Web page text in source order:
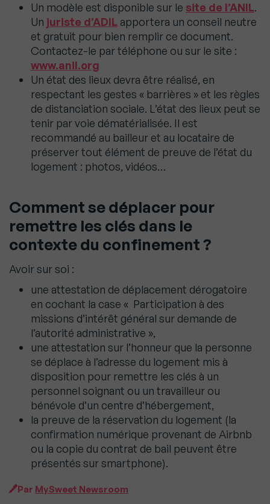
Un modèle est disponible sur le site de l’ANIL.
Un juriste d’ADIL apportera un conseil neutre
et gratuit pour bien remplir ce document.
Contactez-le par téléphone ou sur le site :
www.anil.org
Un état des lieux devra être réalisé, en
respectant les gestes « barrières » et les règles
de distanciation sociale. L’état des lieux peut se
tenir par voie dématérialisée. Il est
recommandé au bailleur et au locataire de
préserver tout élément de preuve de l’état du
logement : photos, vidéos…
Comment se déplacer pour
remettre les clés dans le
contexte du confinement ?
Avoir sur soi :
une attestation de déplacement dérogatoire
en cochant la case « Participation à des
missions d’intérêt général sur demande de
l’autorité administrative »,
une attestation sur l’honneur que la personne
se déplace à l’adresse du logement mis à
disposition pour remettre les clés à un
personnel soignant ou un travailleur ou
bénévole d’un centre d’hébergement,
la preuve de la réservation du logement (la
confirmation numérique provenant de Airbnb
ou la copie du contrat de bail peuvent être
présentés sur smartphone).
Par MySweet Newsroom